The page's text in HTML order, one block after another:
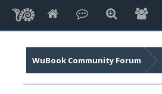
WuBook Community Forum